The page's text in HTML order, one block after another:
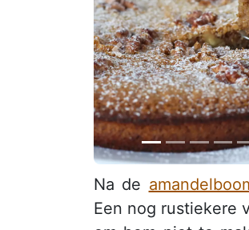
Vorig
Na de
Een nog rustiekere